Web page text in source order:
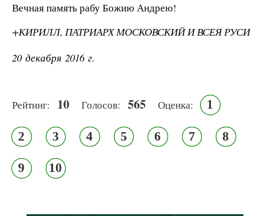
Вечная память рабу Божию Андрею!
+КИРИЛЛ, ПАТРИАРХ МОСКОВСКИЙ И ВСЕЯ РУСИ
20 декабря 2016 г.
Рейтинг: 10 Голосов: 565 Оценка: 1
2 3 4 5 6 7 8
9 10